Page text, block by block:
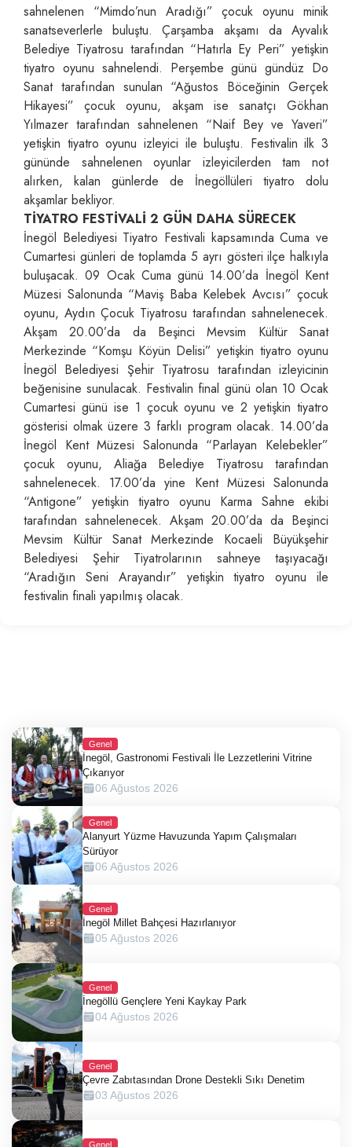
sahnelenen “Mimdo’nun Aradığı” çocuk oyunu minik
sanatseverlerle buluştu. Çarşamba akşamı da Ayvalık
Belediye Tiyatrosu tarafından “Hatırla Ey Peri” yetişkin
tiyatro oyunu sahnelendi. Perşembe günü gündüz Do
Sanat tarafından sunulan “Ağustos Böceğinin Gerçek
Hikayesi” çocuk oyunu, akşam ise sanatçı Gökhan
Yılmazer tarafından sahnelenen “Naif Bey ve Yaveri”
yetişkin tiyatro oyunu izleyici ile buluştu. Festivalin ilk 3
gününde sahnelenen oyunlar izleyicilerden tam not
alırken, kalan günlerde de İnegöllüleri tiyatro dolu
akşamlar bekliyor.
TİYATRO FESTİVALİ 2 GÜN DAHA SÜRECEK
İnegöl Belediyesi Tiyatro Festivali kapsamında Cuma ve
Cumartesi günleri de toplamda 5 ayrı gösteri ilçe halkıyla
buluşacak. 09 Ocak Cuma günü 14.00’da İnegöl Kent
Müzesi Salonunda “Maviş Baba Kelebek Avcısı” çocuk
oyunu, Aydın Çocuk Tiyatrosu tarafından sahnelenecek.
Akşam 20.00’da da Beşinci Mevsim Kültür Sanat
Merkezinde “Komşu Köyün Delisi” yetişkin tiyatro oyunu
İnegöl Belediyesi Şehir Tiyatrosu tarafından izleyicinin
beğenisine sunulacak. Festivalin final günü olan 10 Ocak
Cumartesi günü ise 1 çocuk oyunu ve 2 yetişkin tiyatro
gösterisi olmak üzere 3 farklı program olacak. 14.00’da
İnegöl Kent Müzesi Salonunda “Parlayan Kelebekler”
çocuk oyunu, Aliağa Belediye Tiyatrosu tarafından
sahnelenecek. 17.00’da yine Kent Müzesi Salonunda
“Antigone” yetişkin tiyatro oyunu Karma Sahne ekibi
tarafından sahnelenecek. Akşam 20.00’da da Beşinci
Mevsim Kültür Sanat Merkezinde Kocaeli Büyükşehir
Belediyesi Şehir Tiyatrolarının sahneye taşıyacağı
“Aradığın Seni Arayandır” yetişkin tiyatro oyunu ile
festivalin finali yapılmış olacak.
Genel
İnegöl, Gastronomi Festivali İle Lezzetlerini Vitrine
Çıkarıyor
06 Ağustos 2026
Genel
Alanyurt Yüzme Havuzunda Yapım Çalışmaları
Sürüyor
06 Ağustos 2026
Genel
İnegöl Millet Bahçesi Hazırlanıyor
05 Ağustos 2026
Genel
İnegöllü Gençlere Yeni Kaykay Park
04 Ağustos 2026
Genel
Çevre Zabıtasından Drone Destekli Sıkı Denetim
03 Ağustos 2026
Genel